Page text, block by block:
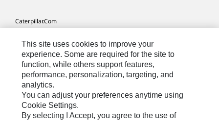
Caterpillar.com
Le Mie Preferenze Di Marketing
Mappa Del Sito
Cookie Settings
Informazioni Legali
Tutela Della Privacy
This site uses cookies to improve your
experience. Some are required for the site to
function, while others support features,
performance, personalization, targeting, and
analytics.
You can adjust your preferences anytime using
Cookie Settings.
By selecting I Accept, you agree to the use of